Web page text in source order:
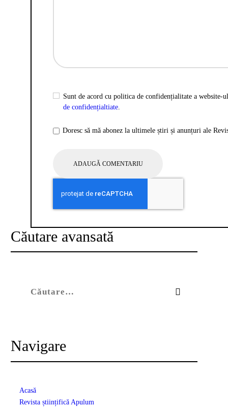
Sunt de acord cu politica de confidențialitate a
de confidențialtiate.
Doresc să mă abonez la ultimele știri și anunțuri ale
Căutare avansată
Navigare
Acasă
Revista științifică Apulum